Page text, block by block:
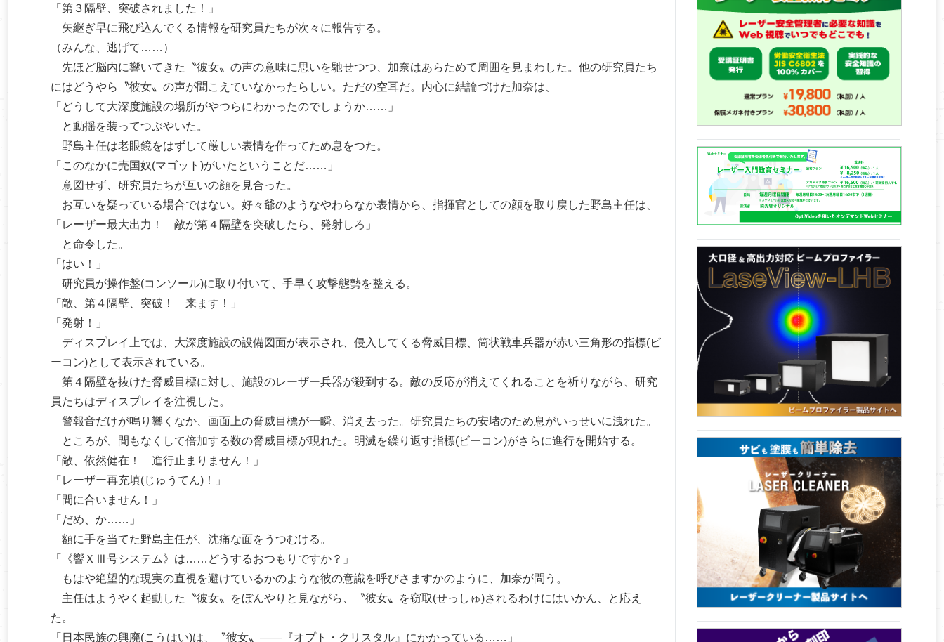
「第３隔壁、突破されました！」
矢継ぎ早に飛び込んでくる情報を研究員たちが次々に報告する。
（みんな、逃げて……）
先ほど脳内に響いてきた〝彼女〟の声の意味に思いを馳せつつ、加奈はあらためて周囲を見まわした。他の研究員たち
にはどうやら〝彼女〟の声が聞こえていなかったらしい。ただの空耳だ。内心に結論づけた加奈は、
「どうして大深度施設の場所がやつらにわかったのでしょうか……」
と動揺を装ってつぶやいた。
野島主任は老眼鏡をはずして厳しい表情を作ってため息をつた。
「このなかに売国奴(マゴット)がいたということだ……」
意図せず、研究員たちが互いの顔を見合った。
お互いを疑っている場合ではない。好々爺のようなやわらなか表情から、指揮官としての顔を取り戻した野島主任は、
「レーザー最大出力！ 敵が第４隔壁を突破したら、発射しろ」
と命令した。
「はい！」
研究員が操作盤(コンソール)に取り付いて、手早く攻撃態勢を整える。
「敵、第４隔壁、突破！ 来ます！」
「発射！」
ディスプレイ上では、大深度施設の設備図面が表示され、侵入してくる脅威目標、筒状戦車兵器が赤い三角形の指標(ビ
ーコン)として表示されている。
第４隔壁を抜けた脅威目標に対し、施設のレーザー兵器が殺到する。敵の反応が消えてくれることを祈りながら、研究
員たちはディスプレイを注視した。
警報音だけが鳴り響くなか、画面上の脅威目標が一瞬、消え去った。研究員たちの安堵のため息がいっせいに洩れた。
ところが、間もなくして倍加する数の脅威目標が現れた。明滅を繰り返す指標(ビーコン)がさらに進行を開始する。
「敵、依然健在！ 進行止まりません！」
「レーザー再充填(じゅうてん)！」
「間に合いません！」
「だめ、か……」
額に手を当てた野島主任が、沈痛な面をうつむける。
「《響ＸⅢ号システム》は……どうするおつもりですか？」
もはや絶望的な現実の直視を避けているかのような彼の意識を呼びさますかのように、加奈が問う。
主任はようやく起動した〝彼女〟をぼんやりと見ながら、〝彼女〟を窃取(せっしゅ)されるわけにはいかん、と応え
た。
「日本民族の興廃(こうはい)は、〝彼女〟――『オプト・クリスタル』にかかっている……」